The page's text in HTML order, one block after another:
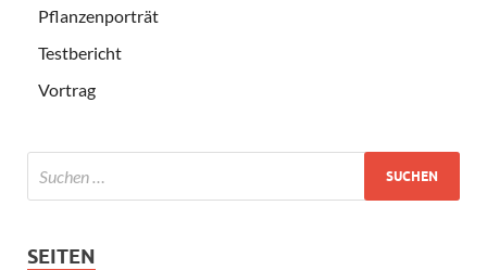
Pflanzenporträt
Testbericht
Vortrag
SEITEN